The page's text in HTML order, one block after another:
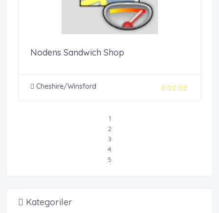
Nodens Sandwich Shop
Cheshire/Winsford
1
2
3
4
5
Kategoriler